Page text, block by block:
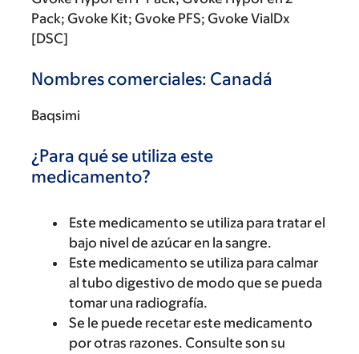
Pack; Gvoke Kit; Gvoke PFS; Gvoke VialDx
[DSC]
Nombres comerciales: Canadá
Baqsimi
¿Para qué se utiliza este
medicamento?
Este medicamento se utiliza para tratar el
bajo nivel de azúcar en la sangre.
Este medicamento se utiliza para calmar
al tubo digestivo de modo que se pueda
tomar una radiografía.
Se le puede recetar este medicamento
por otras razones. Consulte son su